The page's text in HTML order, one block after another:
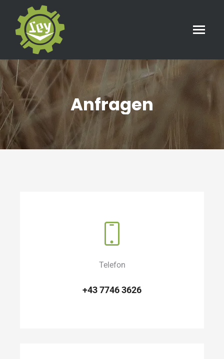
Anfragen
Sie befinden sich hier:
Telefon
+43 7746 3626